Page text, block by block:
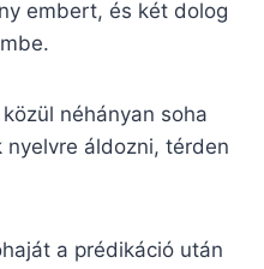
embert, és két dolog
néhányan soha
nyelvre áldozni, térden
a prédikáció után